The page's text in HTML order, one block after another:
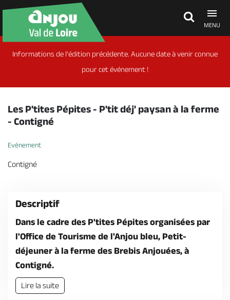
MENU
Découvrir
Dormir, manger
Séjours, cadeaux
Billetterie en ligne
Informations de l'édition précédente. Aucune date à venir connue
pour cet événement !
Les P'tites Pépites - P'tit déj' paysan à la ferme
- Contigné
Evénement
Contigné
Descriptif
Dans le cadre des P'tites Pépites organisées par
l'Office de Tourisme de l'Anjou bleu, Petit-
déjeuner à la ferme des Brebis Anjouées, à
Contigné.
Lire la suite